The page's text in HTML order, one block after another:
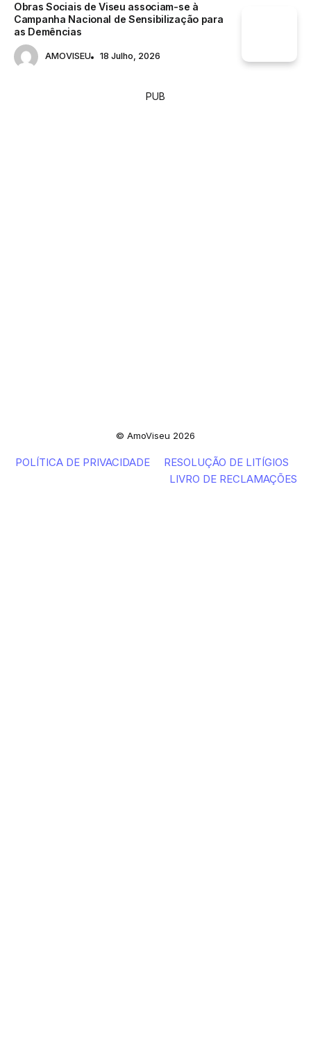
Obras Sociais de Viseu associam-se à
Campanha Nacional de Sensibilização para
as Demências
AMOVISEU 18 Julho, 2026
PUB
© AmoViseu 2026
POLÍTICA DE PRIVACIDADE
RESOLUÇÃO DE LITÍGIOS
LIVRO DE RECLAMAÇÕES